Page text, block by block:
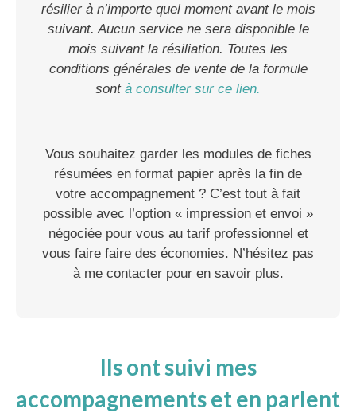
résilier à n’importe quel moment avant le mois
suivant. Aucun service ne sera disponible le
mois suivant la résiliation. Toutes les
conditions générales de vente de la formule
sont à consulter sur ce lien.
Vous souhaitez garder les modules de fiches
résumées en format papier après la fin de
votre accompagnement ? C’est tout à fait
possible avec l’option « impression et envoi »
négociée pour vous au tarif professionnel et
vous faire faire des économies. N’hésitez pas
à me contacter pour en savoir plus.
Ils ont suivi mes
accompagnements et en parlent